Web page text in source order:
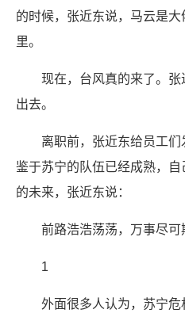
的时候，张近东说，马云是
里。
现在，台风真的来了。
出去。
离职前，张近东给员工们
鉴于苏宁的队伍已经成熟，
的未来，张近东说：
前路浩浩荡荡，万事尽可
1
外面很多人认为，苏宁